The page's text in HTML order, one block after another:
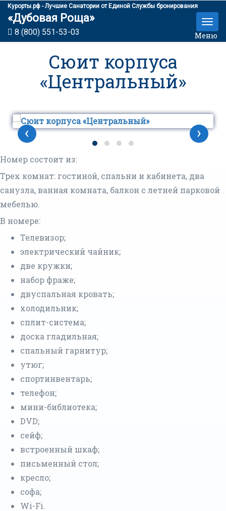
Курорты.рф - Лучшие Санатории от Единой Службы бронирования
«Дубовая Роща»
8 (800) 551-53-03 Меню
Сюит корпуса
«Центральный»
‹ ›
Номер состоит из:
Трех комнат: гостиной, спальни и кабинета, два
санузла, ванная комната, балкон с летней парковой
мебелью.
В номере:
Телевизор;
электрический чайник;
две кружки;
набор фраже;
двуспальная кровать;
холодильник;
сплит-система;
доска гладильная;
спальный гарнитур;
утюг;
спортинвентарь;
телефон;
мини-библиотека;
DVD;
сейф;
встроенный шкаф;
письменный стол;
кресло;
софа;
Wi-Fi.